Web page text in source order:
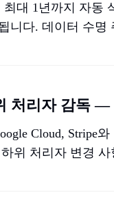
최대 1년까지 자동
니다. 데이터 수명
처리자 감독 —
Cloud, Stripe
위 처리자 변경